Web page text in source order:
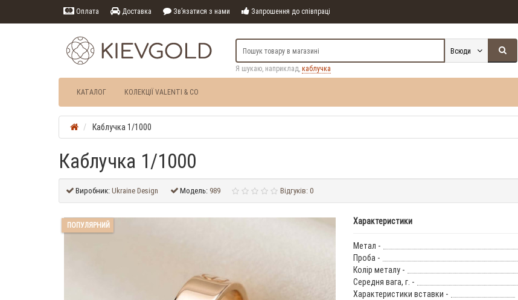
Оплата Доставка Зв’язатися з нами Запрошення до співпраці
Всюди
Я шукаю, наприклад, каблучка
КАТАЛОГ КОЛЕКЦІЇ VALENTI & CO
Каблучка 1/1000
Каблучка 1/1000
Виробник:Ukraine Design Модель: 989 Відгуків: 0
ПОПУЛЯРНИЙ Характеристики
Метал -
Проба -
Колір металу -
Середня вага, г. -
Характеристики вставки -